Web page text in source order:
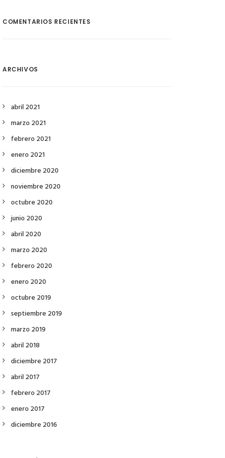
COMENTARIOS RECIENTES
ARCHIVOS
abril 2021
marzo 2021
febrero 2021
enero 2021
diciembre 2020
noviembre 2020
octubre 2020
junio 2020
abril 2020
marzo 2020
febrero 2020
enero 2020
octubre 2019
septiembre 2019
marzo 2019
abril 2018
diciembre 2017
abril 2017
febrero 2017
enero 2017
diciembre 2016